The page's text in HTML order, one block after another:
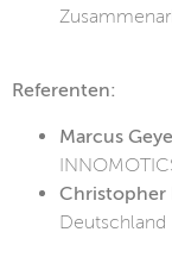
Referenten:
Marcus
Christopher
Deutschland